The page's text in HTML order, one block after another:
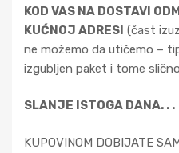
KOD VAS NA DOSTAVI
KUĆNOJ ADRESI (čast
ne možemo da utičemo –
izgubljen paket i tome
SLANJE ISTOGA DANA. . .
KUPOVINOM DOBIJATE